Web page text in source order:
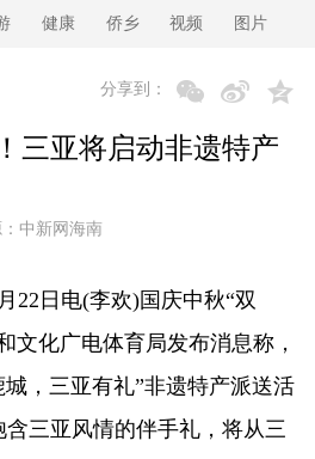
健康 侨乡 视频 图片
分享到：
三亚将启动非遗特产
中新网海南
日电(李欢)国庆中秋“双
文化广电体育局发布消息称，
，三亚有礼”非遗特产派送活
含三亚风情的伴手礼，将从三